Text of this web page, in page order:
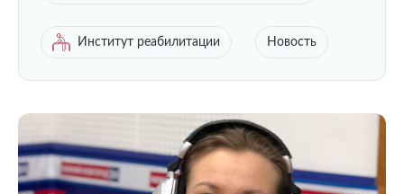
Институт реабилитации Новость